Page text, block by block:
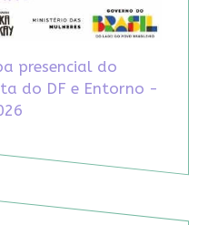
presencial do
do DF e Entorno -